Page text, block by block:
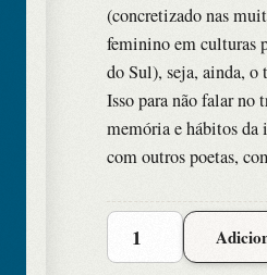
(concretizado nas
feminino em culturas
do Sul), seja, ainda, o
Isso para não falar no
memória e hábitos da
com outros poetas,
Costureira
Descuidada,